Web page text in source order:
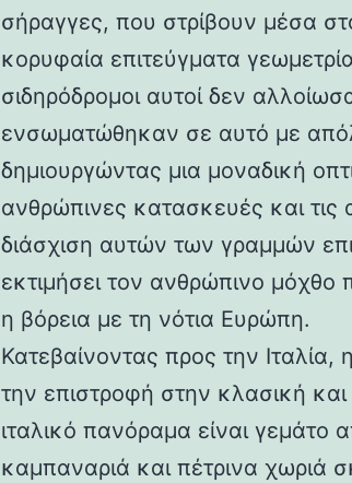
σήραγγες, που στρίβουν μέσα
κορυφαία επιτεύγματα
σιδηρόδρομοι αυτοί δεν
ενσωματώθηκαν σε αυτό με
δημιουργώντας μια μοναδική
ανθρώπινες κατασκευές και
διάσχιση αυτών των γραμμών
εκτιμήσει τον ανθρώπινο μόχθο
η βόρεια με τη νότια Ευρώπη.
Κατεβαίνοντας προς την
την επιστροφή στην κλασική
ιταλικό πανόραμα είναι γεμάτο
καμπαναριά και πέτρινα